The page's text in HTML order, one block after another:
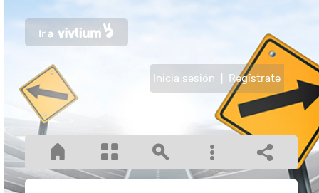
Inicia sesión Regístrate